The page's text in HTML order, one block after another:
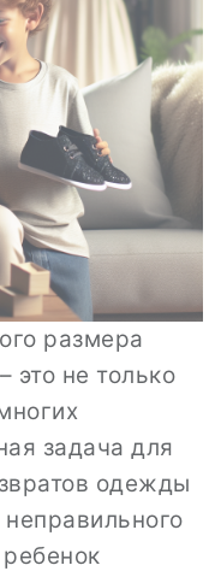
размера
это не только
задача для
одежды